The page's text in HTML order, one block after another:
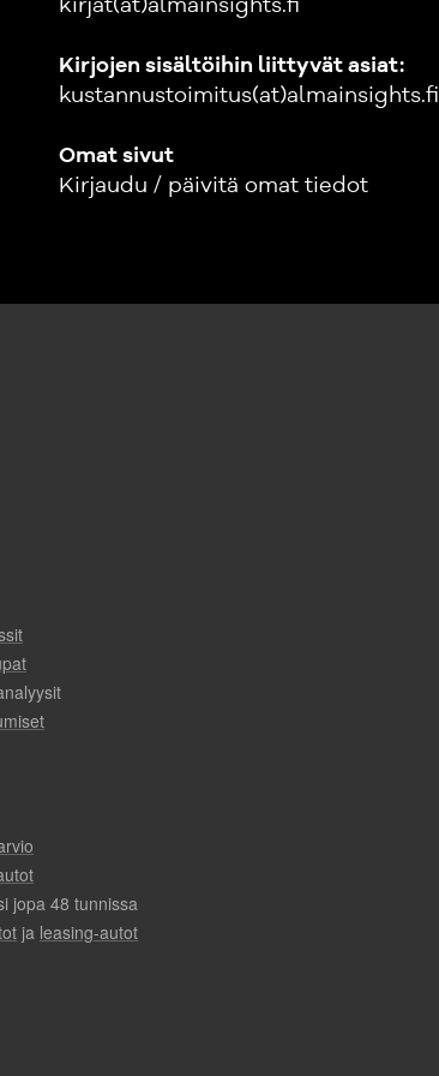
kirjat(at)almainsights.fi
Kirjojen sisältöihin liittyvät asiat:
kustannustoimitus(at)almainsights.fi
Omat sivut
Kirjaudu / päivitä omat tiedot